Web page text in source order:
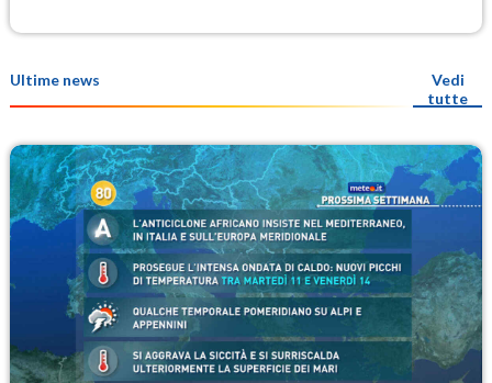
Ultime news
Vedi
tutte